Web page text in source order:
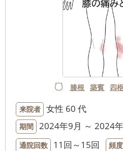
膝根 築賓 四
来院者 女性 60 代
期間 2024年9月 ～ 2024
通院回数 11回～15回 頻度